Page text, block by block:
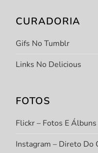
CURADORIA
Gifs No Tumblr
Links No Delicious
FOTOS
Flickr – Fotos E Álbuns
Instagram – Direto Do